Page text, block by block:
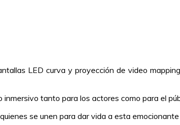
LED curva y proyección de video
tanto para los actores como para el
se unen para dar vida a esta emocionante